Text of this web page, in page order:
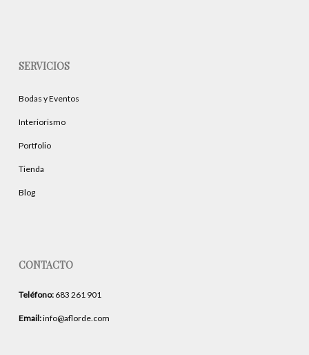
SERVICIOS
Bodas y Eventos
Interiorismo
Portfolio
Tienda
Blog
CONTACTO
Teléfono:683 261 901
Email:info@aflorde.com